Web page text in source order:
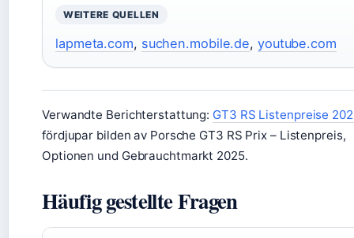
WEITERE QUELLEN
lapmeta.com, suchen.mobile.de, youtube.com
Verwandte Berichterstattung: GT3 RS Listenpreise
fördjupar bilden av Porsche GT3 RS Prix – Listenpreis,
Optionen und Gebrauchtmarkt 2025.
Häufig gestellte Fragen